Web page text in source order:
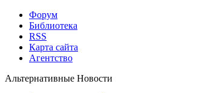
Форум
Библиотека
RSS
Карта сайта
Агентство
Альтернативные Новости